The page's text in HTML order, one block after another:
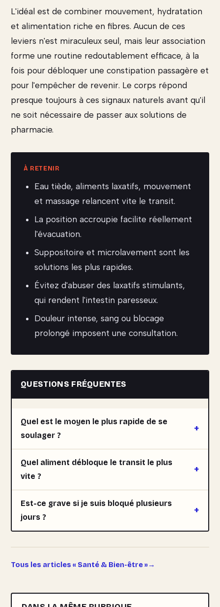
L'idéal est de combiner mouvement, hydratation
et alimentation riche en fibres. Aucun de ces
leviers n'est miraculeux seul, mais leur association
forme une routine redoutablement efficace, à la
fois pour débloquer une constipation passagère et
pour l'empêcher de revenir. Le corps répond
presque toujours à ces signaux naturels avant qu'il
ne soit nécessaire de passer aux solutions de
pharmacie.
Eau tiède, aliments laxatifs, mouvement
et massage relancent vite le transit.
La position accroupie facilite réellement
l'évacuation.
Suppositoire et microlavement sont les
solutions les plus rapides.
Évitez d'abuser des laxatifs stimulants,
qui rendent l'intestin paresseux.
Douleur intense, sang ou blocage
prolongé imposent une consultation.
QUESTIONS FRÉQUENTES
Quel est le moyen le plus rapide de se
soulager ?
Quel aliment débloque le transit le plus
vite ?
Est-ce grave si je suis bloqué plusieurs
jours ?
Tous les articles « Santé & Bien-être »